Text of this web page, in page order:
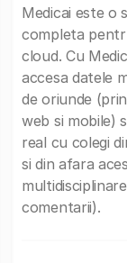
Medicai este o
completa
cloud. Cu
accesa datele
de oriunde
web si mobile)
real cu colegi
si din afara
comentarii).